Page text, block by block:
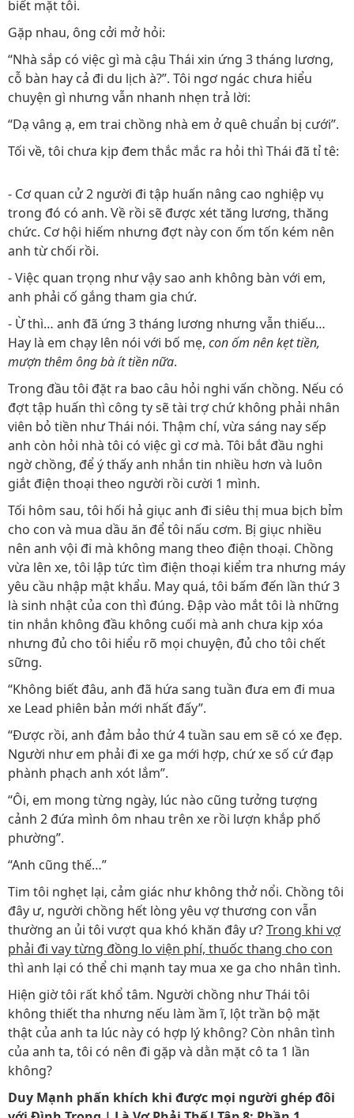
biết mặt tôi.
Gặp nhau, ông cởi mở hỏi:
“Nhà sắp có việc gì mà cậu Thái xin ứng 3 tháng lương,
cỗ bàn hay cả đi du lịch à?”. Tôi ngơ ngác chưa hiểu
chuyện gì nhưng vẫn nhanh nhẹn trả lời:
“Dạ vâng ạ, em trai chồng nhà em ở quê chuẩn bị cưới”.
Tối về, tôi chưa kịp đem thắc mắc ra hỏi thì Thái đã tỉ tê:
- Cơ quan cử 2 người đi tập huấn nâng cao nghiệp vụ
trong đó có anh. Về rồi sẽ được xét tăng lương, thăng
chức. Cơ hội hiếm nhưng đợt này con ốm tốn kém nên
anh từ chối rồi.
- Việc quan trọng như vậy sao anh không bàn với em,
anh phải cố gắng tham gia chứ.
- Ừ thì… anh đã ứng 3 tháng lương nhưng vẫn thiếu…
Hay là em chạy lên nói với bố mẹ, con ốm nên kẹt tiền,
mượn thêm ông bà ít tiền nữa.
Trong đầu tôi đặt ra bao câu hỏi nghi vấn chồng. Nếu có
đợt tập huấn thì công ty sẽ tài trợ chứ không phải nhân
viên bỏ tiền như Thái nói. Thậm chí, vừa sáng nay sếp
anh còn hỏi nhà tôi có việc gì cơ mà. Tôi bắt đầu nghi
ngờ chồng, để ý thấy anh nhắn tin nhiều hơn và luôn
giắt điện thoại theo người rồi cười 1 mình.
Tối hôm sau, tôi hối hả giục anh đi siêu thị mua bịch bỉm
cho con và mua dầu ăn để tôi nấu cơm. Bị giục nhiều
nên anh vội đi mà không mang theo điện thoại. Chồng
vừa lên xe, tôi lập tức tìm điện thoại kiểm tra nhưng máy
yêu cầu nhập mật khẩu. May quá, tôi bấm đến lần thứ 3
là sinh nhật của con thì đúng. Đập vào mắt tôi là những
tin nhắn không đầu không cuối mà anh chưa kịp xóa
nhưng đủ cho tôi hiểu rõ mọi chuyện, đủ cho tôi chết
sững.
“Không biết đâu, anh đã hứa sang tuần đưa em đi mua
xe Lead phiên bản mới nhất đấy”.
“Được rồi, anh đảm bảo thứ 4 tuần sau em sẽ có xe đẹp.
Người như em phải đi xe ga mới hợp, chứ xe số cứ đạp
phành phạch anh xót lắm”.
“Ôi, em mong từng ngày, lúc nào cũng tưởng tượng
cảnh 2 đứa mình ôm nhau trên xe rồi lượn khắp phố
phường”.
“Anh cũng thế…”
Tim tôi nghẹt lại, cảm giác như không thở nổi. Chồng tôi
đây ư, người chồng hết lòng yêu vợ thương con vẫn
thường an ủi tôi vượt qua khó khăn đây ư?Trong khi vợ
phải đi vay từng đồng lo viện phí, thuốc thang cho con
thì anh lại có thể chi mạnh tay mua xe ga cho nhân tình.
Hiện giờ tôi rất khổ tâm. Người chồng như Thái tôi
không thiết tha nhưng nếu làm ầm ĩ, lột trần bộ mặt
thật của anh ta lúc này có hợp lý không? Còn nhân tình
của anh ta, tôi có nên đi gặp và dằn mặt cô ta 1 lần
không?
Duy Mạnh phấn khích khi được mọi người ghép đôi